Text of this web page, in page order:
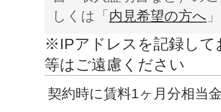
しくは「 内見希望の方へ
※IPアドレスを記録して
等はご遠慮ください
契約時に賃料1ヶ月分相当